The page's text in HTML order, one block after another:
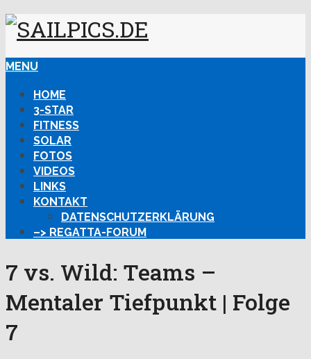
MENU
HOME
3-STAR
FITNESS
SOLAR
FOTOS
VIDEOS
LINKS
KONTAKT
DATENSCHUTZERKLÄRUNG
–> REGATTA-FORUM
7 vs. Wild: Teams –
Mentaler Tiefpunkt | Folge
7